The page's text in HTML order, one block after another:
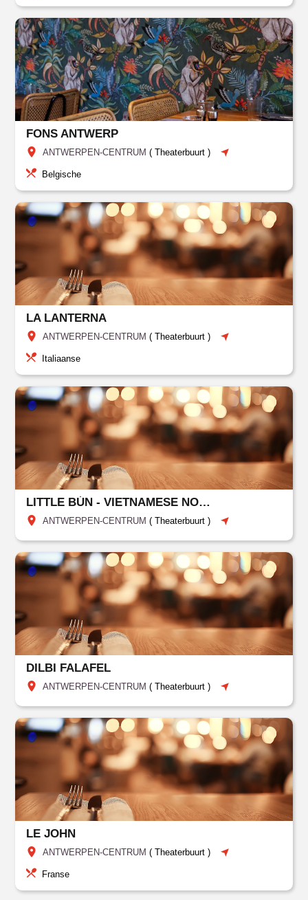
FONS ANTWERP
ANTWERPEN-CENTRUM (Theaterbuurt )
Belgische
LA LANTERNA
ANTWERPEN-CENTRUM (Theaterbuurt )
Italiaanse
LITTLE BÚN - VIETNAMESE NOODLE SHOP
ANTWERPEN-CENTRUM (Theaterbuurt )
DILBI FALAFEL
ANTWERPEN-CENTRUM (Theaterbuurt )
LE JOHN
ANTWERPEN-CENTRUM (Theaterbuurt )
Franse